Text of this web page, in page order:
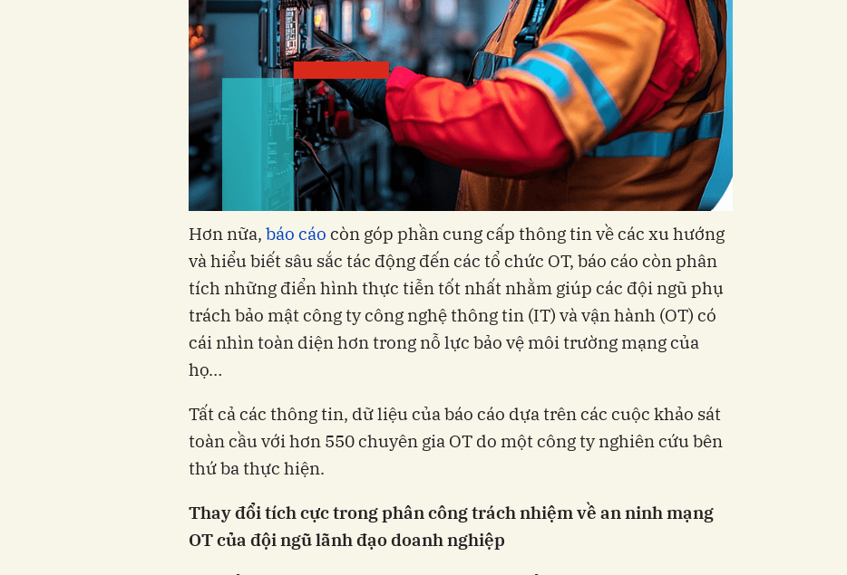
Hơn nữa, báo cáo còn góp phần cung cấp thông tin về các xu hướng
và hiểu biết sâu sắc tác động đến các tổ chức OT, báo cáo còn phân
tích những điển hình thực tiễn tốt nhất nhằm giúp các đội ngũ phụ
trách bảo mật công ty công nghệ thông tin (IT) và vận hành (OT) có
cái nhìn toàn diện hơn trong nỗ lực bảo vệ môi trường mạng của
họ…
Tất cả các thông tin, dữ liệu của báo cáo dựa trên các cuộc khảo sát
toàn cầu với hơn 550 chuyên gia OT do một công ty nghiên cứu bên
thứ ba thực hiện.
Thay đổi tích cực trong phân công trách nhiệm về an ninh mạng
OT của đội ngũ lãnh đạo doanh nghiệp